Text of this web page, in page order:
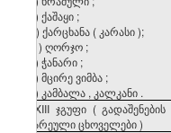
)ქაშაყი ;
)ქარცხანა ( კარასი);
)ღორჯო ;
)ჭანარი ;
)მცირევიმბა ;
) კამბალა , კალკანი .
XXIIIჯგუფი ( გადაშენების
გარეულიცხოველები)